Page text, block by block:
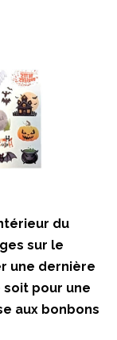
du
sur le
une dernière
pour une
aux bonbons